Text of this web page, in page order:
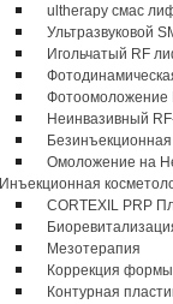
ultherapy смас
Ультразвуковой
Игольчатый RF
Фотоомоложение
Неинвазивный
Омоложение на
Инъекционная
CORTEXIL PRP
Мезотерапия
Коррекция
Контурная